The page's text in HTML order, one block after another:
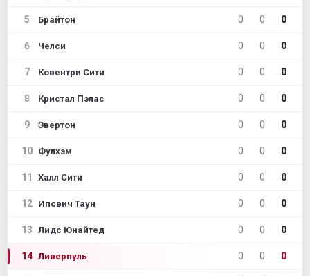
5 Брайтон 0 0 0
6 Челси 0 0 0
7 Ковентри Сити 0 0 0
8 Кристал Пэлас 0 0 0
9 Эвертон 0 0 0
10 Фулхэм 0 0 0
11 Халл Сити 0 0 0
12 Ипсвич Таун 0 0 0
13 Лидс Юнайтед 0 0 0
14 Ливерпуль 0 0 0